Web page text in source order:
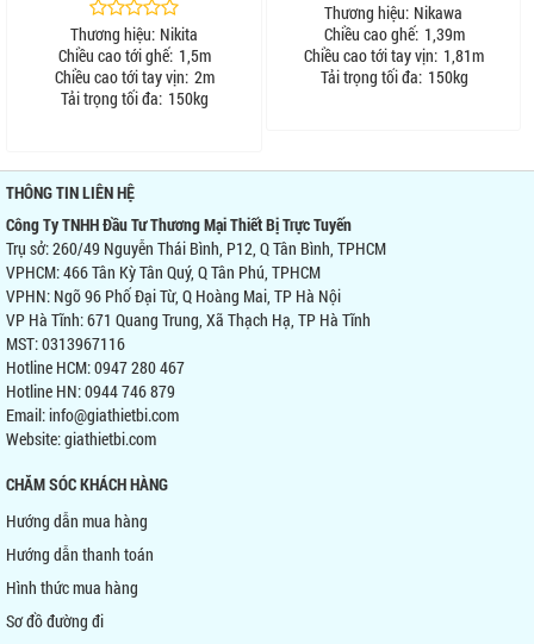
Thương hiệu: Nikita
Chiều cao tới ghế: 1,5m
Chiều cao tới tay vịn: 2m
Tải trọng tối đa: 150kg
Thương hiệu: Nikawa
Chiều cao ghế: 1,39m
Chiều cao tới tay vịn: 1,81m
Tải trọng tối đa: 150kg
THÔNG TIN LIÊN HỆ
Công Ty TNHH Đầu Tư Thương Mại Thiết Bị Trực Tuyến
Trụ sở: 260/49 Nguyễn Thái Bình, P12, Q Tân Bình, TPHCM
VPHCM: 466 Tân Kỳ Tân Quý, Q Tân Phú, TPHCM
VPHN: Ngõ 96 Phố Đại Từ, Q Hoàng Mai, TP Hà Nội
VP Hà Tĩnh: 671 Quang Trung, Xã Thạch Hạ, TP Hà Tĩnh
MST: 0313967116
Hotline HCM: 0947 280 467
Hotline HN: 0944 746 879
Email: info@giathietbi.com
Website:giathietbi.com
CHĂM SÓC KHÁCH HÀNG
Hướng dẫn mua hàng
Hướng dẫn thanh toán
Hình thức mua hàng
Sơ đồ đường đi